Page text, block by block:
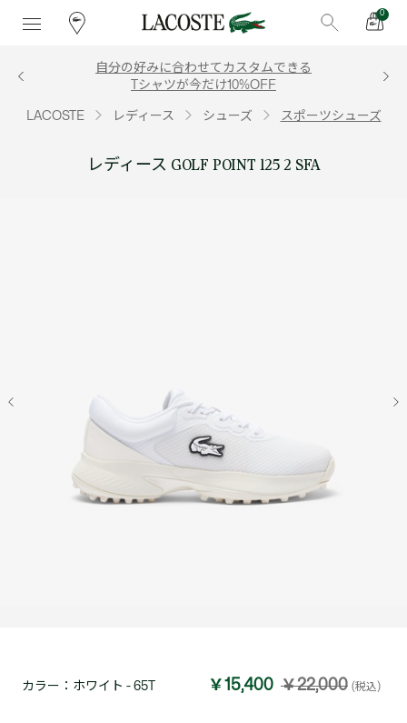
0
自分の好みに合わせてカスタムできる
Tシャツが今だけ10%OFF
LACOSTE レディース シューズ スポーツシューズ
レディース GOLF POINT 125 2 SFA
カラー： ホワイト - 65T ￥15,400 ￥22,000 (税込)